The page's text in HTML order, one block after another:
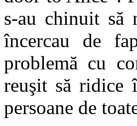
s-au chinuit să
încercau de
problemă cu
reuşit să ridice
persoane de